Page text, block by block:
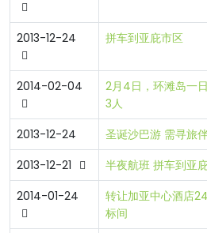
2013-12-24 拼车到亚庇市区
2014-02-04
2月4日，环滩岛一
3人
2013-12-24 圣诞沙巴游 需寻旅
2013-12-21
半夜航班 拼车到亚
2014-01-24
转让加亚中心酒店
标间